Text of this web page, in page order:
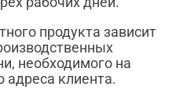
продукта зависит
необходимого на
адреса клиента.